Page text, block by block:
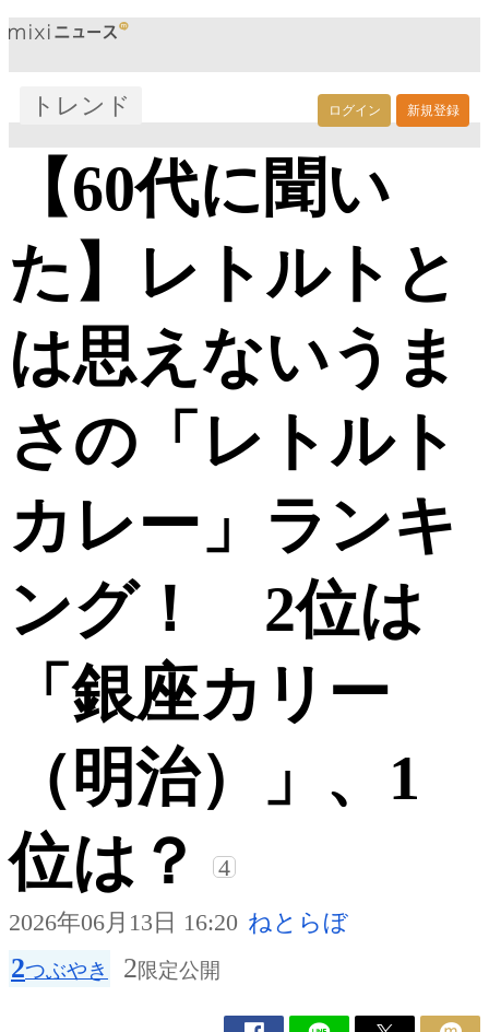
ログイン 新規登録
トレンド
【60代に聞い
た】レトルトと
は思えないうま
さの「レトルト
カレー」ランキ
ング！ 2位は
「銀座カリー
（明治）」、1
位は？
4
2026年06月13日 16:20 ねとらぼ
2つぶやき 2限定公開